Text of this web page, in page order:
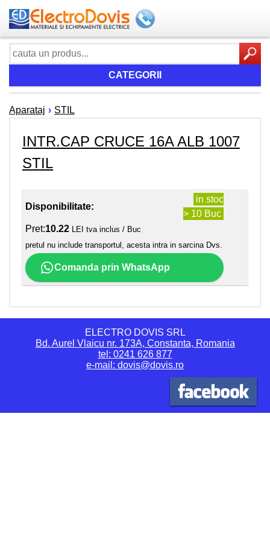
CATEGORII
Aparataj › STIL
INTR.CAP CRUCE 16A ALB 1007
STIL
Disponibilitate:
in stoc
> 10 Buc
Pret:10.22 LEI tva inclus / Buc
pretul nu include transportul, acesta intra in sarcina Dvs.
Comanda prin WhatsApp
ELECTRO DOVIS SRL
Bd. Aurel Vlaicu nr. 173A, Constanta, Romania
tel: 0241 626 877
e-mail: dovis@dovis.ro